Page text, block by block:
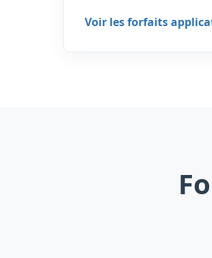
Voir les forfaits